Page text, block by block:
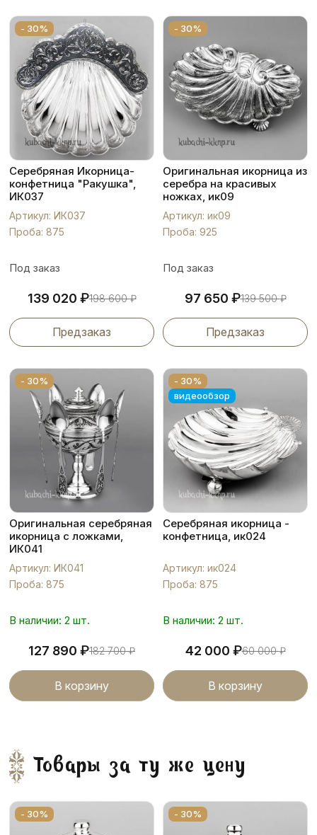
- 30%
Серебряная Икорница-
конфетница "Ракушка",
ИК037
Артикул: ИК037
Проба: 875
Под заказ
139 020 ₽198 600₽
Предзаказ
- 30%
Оригинальная икорница из
серебра на красивых
ножках, ик09
Артикул: ик09
Проба: 925
Под заказ
97 650 ₽139 500₽
Предзаказ
- 30%
Оригинальная серебряная
икорница с ложками,
ИК041
Артикул: ИК041
Проба: 875
В наличии: 2 шт.
127 890 ₽182 700₽
В корзину
- 30%
видеообзор
Серебряная икорница -
конфетница, ик024
Артикул: ик024
Проба: 875
В наличии: 2 шт.
42 000 ₽60 000₽
В корзину
Товары за ту же цену
- 30% - 30%